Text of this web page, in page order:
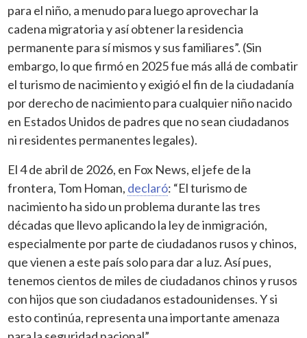
para el niño, a menudo para luego aprovechar la
cadena migratoria y así obtener la residencia
permanente para sí mismos y sus familiares”. (Sin
embargo, lo que firmó en 2025 fue más allá de combatir
el turismo de nacimiento y exigió el fin de la ciudadanía
por derecho de nacimiento para cualquier niño nacido
en Estados Unidos de padres que no sean ciudadanos
ni residentes permanentes legales).
El 4 de abril de 2026, en Fox News, el jefe de la
frontera, Tom Homan, declaró: “El turismo de
nacimiento ha sido un problema durante las tres
décadas que llevo aplicando la ley de inmigración,
especialmente por parte de ciudadanos rusos y chinos,
que vienen a este país solo para dar a luz. Así pues,
tenemos cientos de miles de ciudadanos chinos y rusos
con hijos que son ciudadanos estadounidenses. Y si
esto continúa, representa una importante amenaza